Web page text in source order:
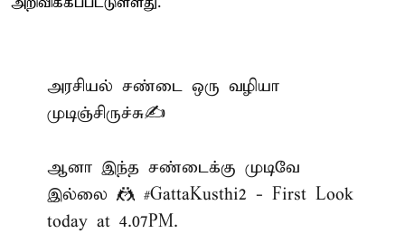
அரசியல் சண்டை ஒரு வழியா
முடிஞ்சிருச்சு✍️
ஆனா இந்த சண்டைக்கு முடிவே
இல்லை 🤼 #GattaKusthi2 - First Look
today at 4.07PM.